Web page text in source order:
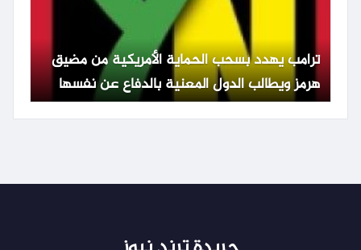
ترامب يهدد بسحب الحماية الأمريكية من مضيق
هرمز ويطالب الدول المعنية بالدفاع عن نفسها